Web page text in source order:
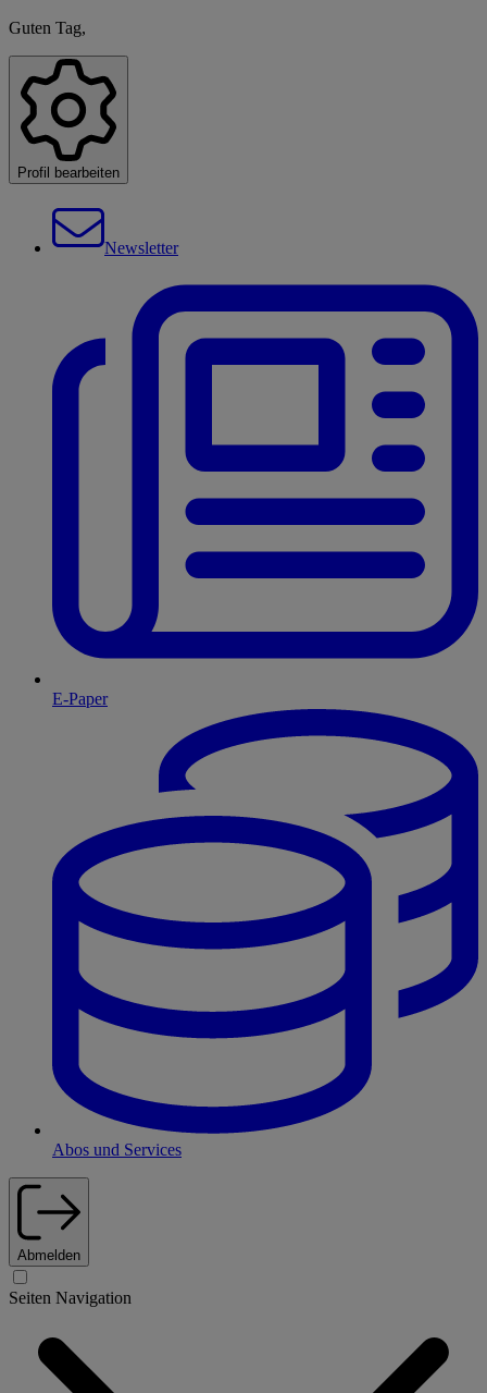
Guten Tag,
Profil bearbeiten
Newsletter
E-Paper
Abos und Services
Abmelden
Seiten Navigation